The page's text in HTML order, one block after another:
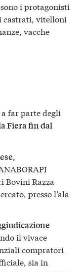
i protagonisti
castrati, vitelloni
vacche
far parte degli
Fiera fin dal
,
Bovini Razza
presso l’ala
il vivace
compratori
sia in